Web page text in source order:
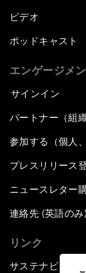
ビデオ
ポッドキャスト
エンゲージメ
サインイン
パートナー（組
参加する（個人
プレスリリース
ニュースレター
連絡先 (英語のみ)
リンク
サステナビリテ